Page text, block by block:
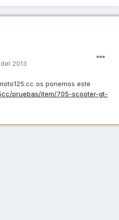
2013
os ponemos este
pruebas/item/705-scooter-gt-